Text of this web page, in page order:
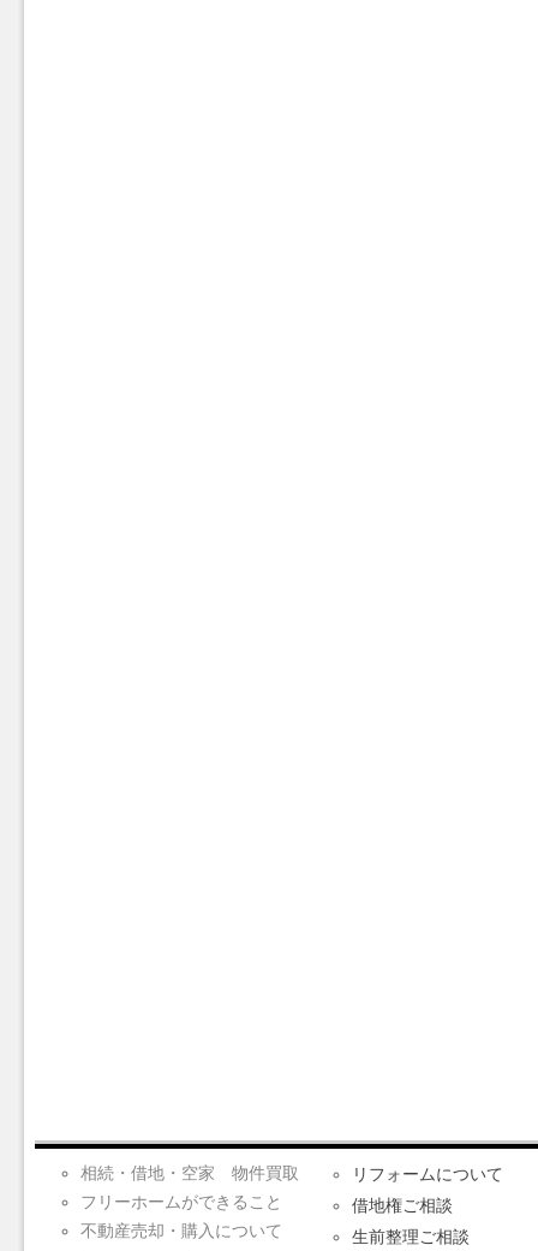
相続・借地・空家 物件買取
フリーホームができること
不動産売却・購入について
リフォームについて
借地権ご相談
生前整理ご相談